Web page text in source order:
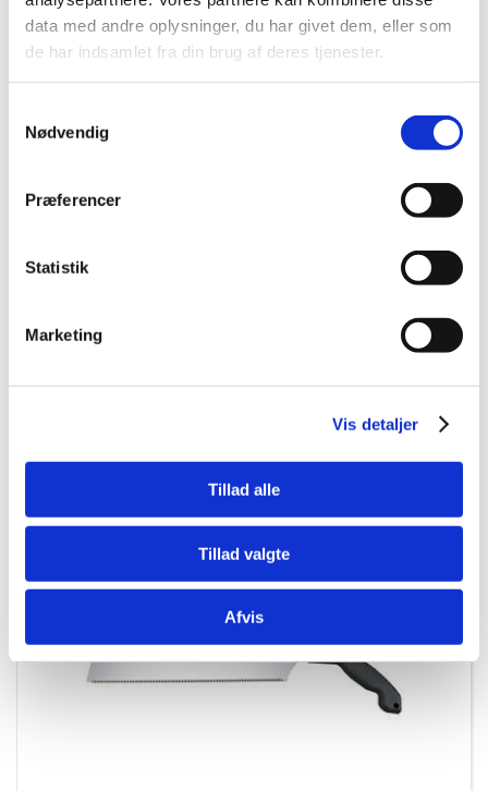
data med andre oplysninger, du har givet dem, eller som
de har indsamlet fra din brug af deres tjenester.
Nødvendig
Præferencer
Statistik
Marketing
Vis detaljer
Tillad alle
Tillad valgte
Afvis
343065